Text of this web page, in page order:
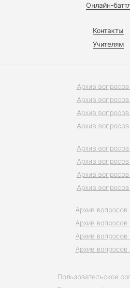
Онлайн-
Контакты
Учителям
Пользовательское
Архив вопросов
Архив
Архив
Архив
Архив
Архив
Архив
Архив
Архив вопросов
Архив вопросов
Архив вопросов
Архив вопросов